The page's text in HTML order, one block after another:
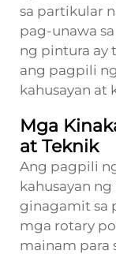
sa partikular
pag-unawa
ng pintura
ang pagpili
kahusayan at
Mga
at Teknik
Ang pagpili
kahusayan
ginagamit sa
mga rotary
mainam para